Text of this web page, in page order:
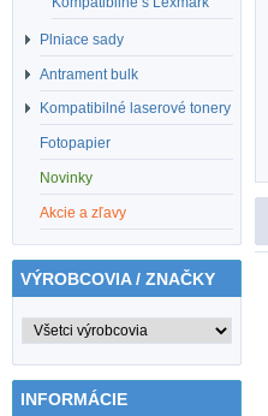
Plniace sady
Antrament bulk
Kompatibilné laserové tonery
Fotopapier
Novinky
Akcie a zľavy
VÝROBCOVIA / ZNAČKY
INFORMÁCIE